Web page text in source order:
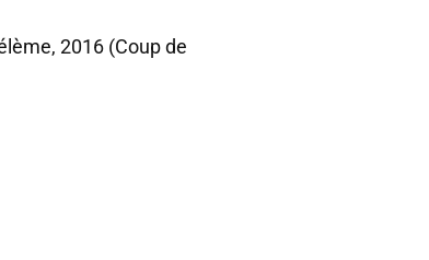
2016 (Coup de